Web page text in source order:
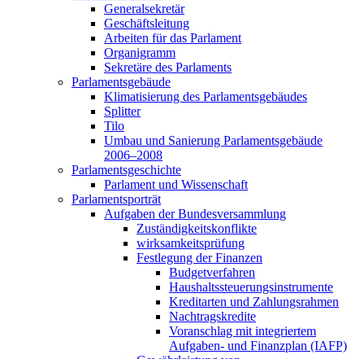
Generalsekretär
Geschäftsleitung
Arbeiten für das Parlament
Organigramm
Sekretäre des Parlaments
Parlamentsgebäude
Klimatisierung des Parlamentsgebäudes
Splitter
Tilo
Umbau und Sanierung Parlamentsgebäude
2006–2008
Parlamentsgeschichte
Parlament und Wissenschaft
Parlamentsporträt
Aufgaben der Bundesversammlung
Zuständigkeitskonflikte
wirksamkeitsprüfung
Festlegung der Finanzen
Budgetverfahren
Haushaltssteuerungsinstrumente
Kreditarten und Zahlungsrahmen
Nachtragskredite
Voranschlag mit integriertem
Aufgaben- und Finanzplan (IAFP)